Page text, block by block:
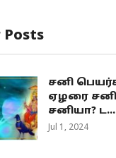
Posts
சனி
ஏழரை
சனியா? ட...
Jul 1, 2024